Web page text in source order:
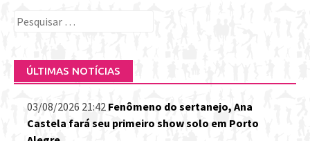
Pesquisar
ÚLTIMAS NOTÍCIAS
03/08/2026 21:42 Fenômeno do sertanejo, Ana
Castela fará seu primeiro show solo em Porto